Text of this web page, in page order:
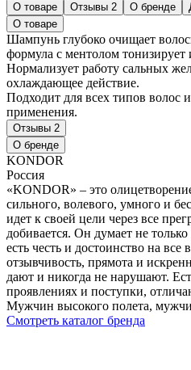
О товаре Отзывы 2 О бренде
О товаре
Шампунь глубоко очищает
формула с ментолом тонизирует
Нормализует работу сальных
охлаждающее действие.
Подходит для всех типов волос
применения.
Отзывы 2
О бренде
KONDOR
Россия
«KONDOR» – это
сильного, волевого, умного и
идет к своей цели через все
добивается. Он думает не
есть честь и достоинство на все
отзывчивость, прямота и
дают и никогда не нарушают.
проявлениях и поступки,
Мужчин высокого полета,
Смотреть каталог бренда